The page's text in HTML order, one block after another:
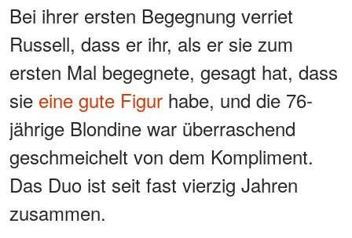
Bei ihrer ersten Begegnung verriet
Russell, dass er ihr, als er sie zum
ersten Mal begegnete, gesagt hat, dass
sie eine gute Figur habe, und die 76-
jährige Blondine war überraschend
geschmeichelt von dem Kompliment.
Das Duo ist seit fast vierzig Jahren
zusammen.